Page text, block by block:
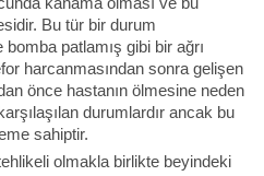
Bu tür bir durum
patlamış gibi bir ağrı
harcanmasından sonra gelişen
önce hastanın ölmesine neden
durumlardır ancak bu
sahiptir.
olmakla birlikte beyindeki